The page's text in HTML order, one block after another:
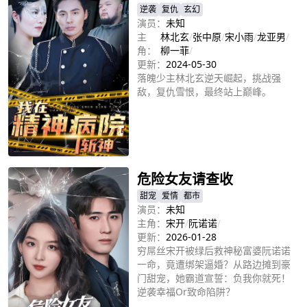
逆袭 复仇 玄幻
演员： 未知
主
角：
林北玄/张中原/宋小雨/龙亚男/
柳一菲/
更新： 2024-05-30
落魄少主林北玄逆天崛起，挑战强
敌，复仇雪恨，最终站上巅峰。
危险女友请查收
甜宠 爱情 都市
演员： 未知
主角： 宋开/阮诺诺/
更新： 2026-01-28
穷屌丝宋开被绿后救神秘富婆阮诺诺
一命，竟遭绑架逼婚？从路边摊到豪
门甜宠，她霸道宣誓：负我你就死！
逆袭幸福or致命陷阱？